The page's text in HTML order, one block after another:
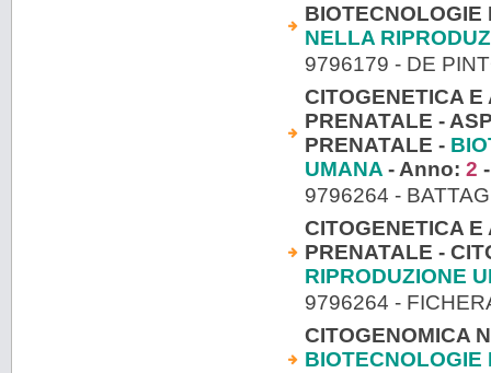
NELLA
9796179 - DE
CITOGENETICA
PRENATALE -
PRENATALE -
UMANA - Anno: 2
9796264 -
CITOGENETICA
PRENATALE -
RIPRODUZIONE
9796264 -
CITOGENOMICA
BIOTECNOLOGIE